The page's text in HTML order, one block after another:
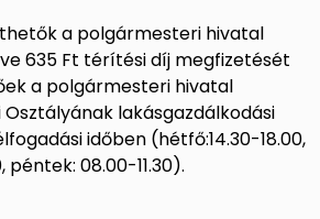
a polgármesteri hivatal
635 Ft térítési díj megfizetését
a polgármesteri hivatal
lakásgazdálkodási
időben (hétfő:14.30-18.00,
péntek: 08.00-11.30).